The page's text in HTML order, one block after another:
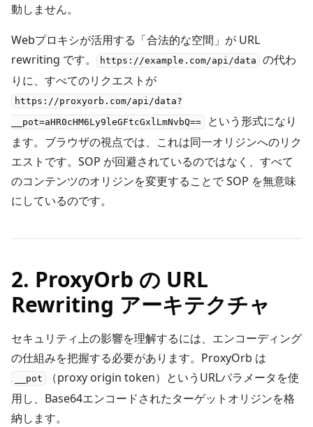
動しません。
Webプロキシが活用する「合法的な空間」が URL
rewriting です。
https://example.com/api/data
の代わ
りに、すべてのリクエストが
https://proxyorb.com/api/data?
__pot=aHR0cHM6Ly9leGFtcGxlLmNvbQ==
という形式になり
ます。ブラウザの視点では、これは同一オリジンへのリク
エストです。SOP が回避されているのではなく、すべて
のコンテンツのオリジンを変更することで SOP を無意味
にしているのです。
2. ProxyOrb の URL
Rewriting アーキテクチャ
セキュリティ上の影響を理解するには、エンコーディング
の仕組みを把握する必要があります。ProxyOrb は
__pot
（proxy origin token）というURLパラメータを使
用し、Base64エンコードされたターゲットオリジンを格
納します。